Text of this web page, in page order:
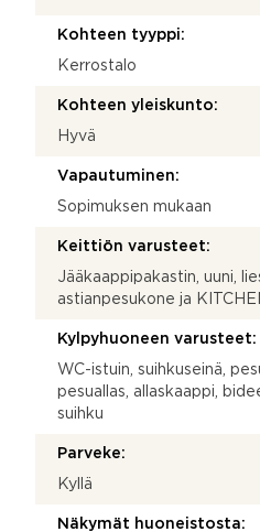
Kohteen tyyppi:
Kerrostalo
Kohteen yleiskunto:
Hyvä
Vapautuminen:
Sopimuksen mukaan
Keittiön varusteet:
Jääkaappipakastin, uuni,
astianpesukone ja
Kylpyhuoneen varusteet:
WC-istuin, suihkuseinä,
pesuallas, allaskaappi,
suihku
Parveke:
Kyllä
Näkymät huoneistosta: